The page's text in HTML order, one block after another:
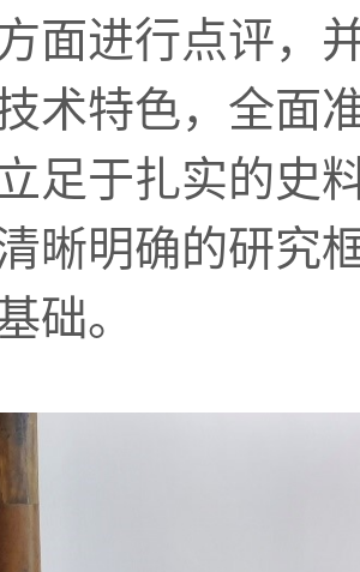
面进行点评，
术特色，全面
足于扎实的史
晰明确的研究
础。